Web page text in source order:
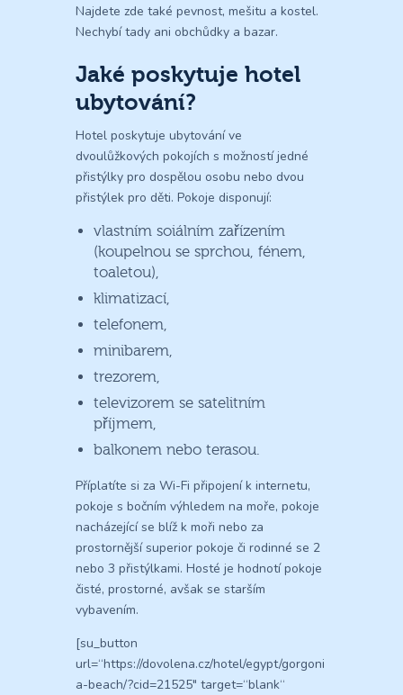
Najdete zde také pevnost, mešitu a kostel.
Nechybí tady ani obchůdky a bazar.
Jaké poskytuje hotel
ubytování?
Hotel poskytuje ubytování ve
dvoulůžkových pokojích s možností jedné
přistýlky pro dospělou osobu nebo dvou
přistýlek pro děti. Pokoje disponují:
vlastním soiálním zařízením
(koupelnou se sprchou, fénem,
toaletou),
klimatizací,
telefonem,
minibarem,
trezorem,
televizorem se satelitním
příjmem,
balkonem nebo terasou.
Příplatíte si za Wi-Fi připojení k internetu,
pokoje s bočním výhledem na moře, pokoje
nacházející se blíž k moři nebo za
prostornější superior pokoje či rodinné se 2
nebo 3 přistýlkami. Hosté je hodnotí pokoje
čisté, prostorné, avšak se starším
vybavením.
[su_button
url=“https://dovolena.cz/hotel/egypt/gorgoni
a-beach/?cid=21525″ target=“blank“